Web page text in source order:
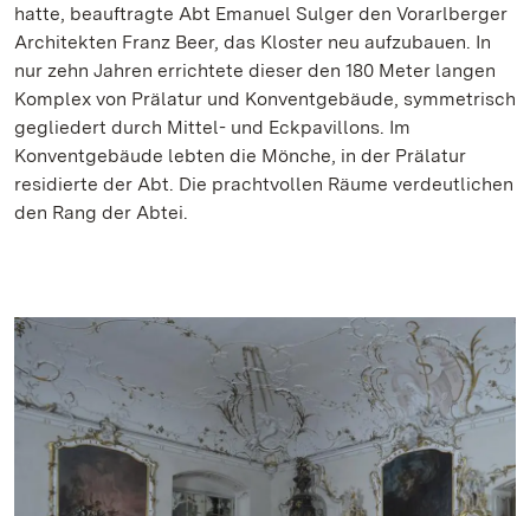
hatte, beauftragte Abt Emanuel Sulger den Vorarlberger
Architekten Franz Beer, das Kloster neu aufzubauen. In
nur zehn Jahren errichtete dieser den 180 Meter langen
Komplex von Prälatur und Konventgebäude, symmetrisch
gegliedert durch Mittel- und Eckpavillons. Im
Konventgebäude lebten die Mönche, in der Prälatur
residierte der Abt. Die prachtvollen Räume verdeutlichen
den Rang der Abtei.